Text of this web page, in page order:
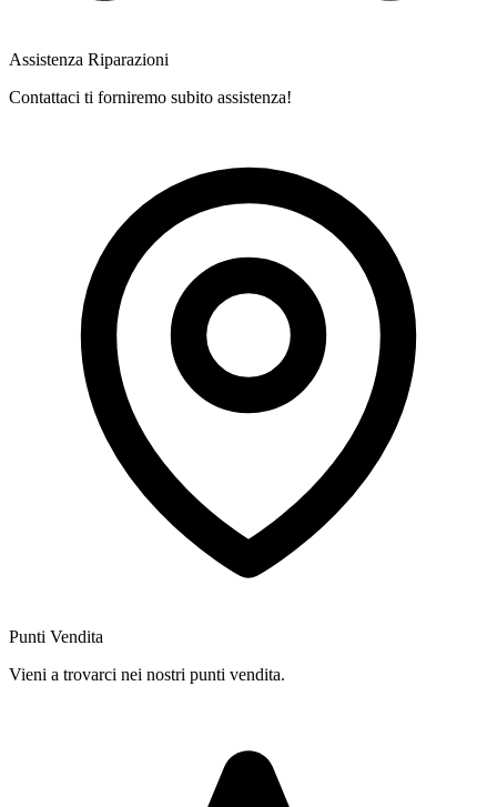
Assistenza Riparazioni
Contattaci ti forniremo subito assistenza!
Punti Vendita
Vieni a trovarci nei nostri punti vendita.